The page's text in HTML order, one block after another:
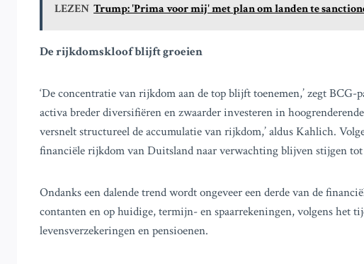
LEZEN Trump: 'Prima voor mij' met plan om landen te
De rijkdomskloof blijft groeien
‘De concentratie van rijkdom aan de top blijft toenemen,’ zegt
activa breder diversifiëren en zwaarder investeren in
versnelt structureel de accumulatie van rijkdom,’ aldus Kahlich.
financiële rijkdom van Duitsland naar verwachting blijven stijgen
Ondanks een dalende trend wordt ongeveer een derde van de
contanten en op huidige, termijn- en spaarrekeningen, volgens het
levensverzekeringen en pensioenen.